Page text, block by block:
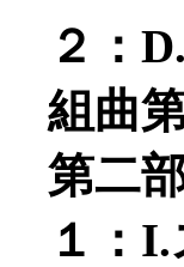
２：
組曲
第二
１：